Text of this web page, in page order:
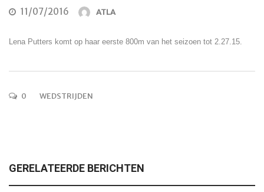
11/07/2016 ATLA
Lena Putters komt op haar eerste 800m van het seizoen tot 2.27.15.
0 WEDSTRIJDEN
GERELATEERDE BERICHTEN